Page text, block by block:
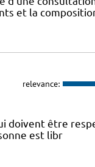
et la
relevance:
doivent être
est libr